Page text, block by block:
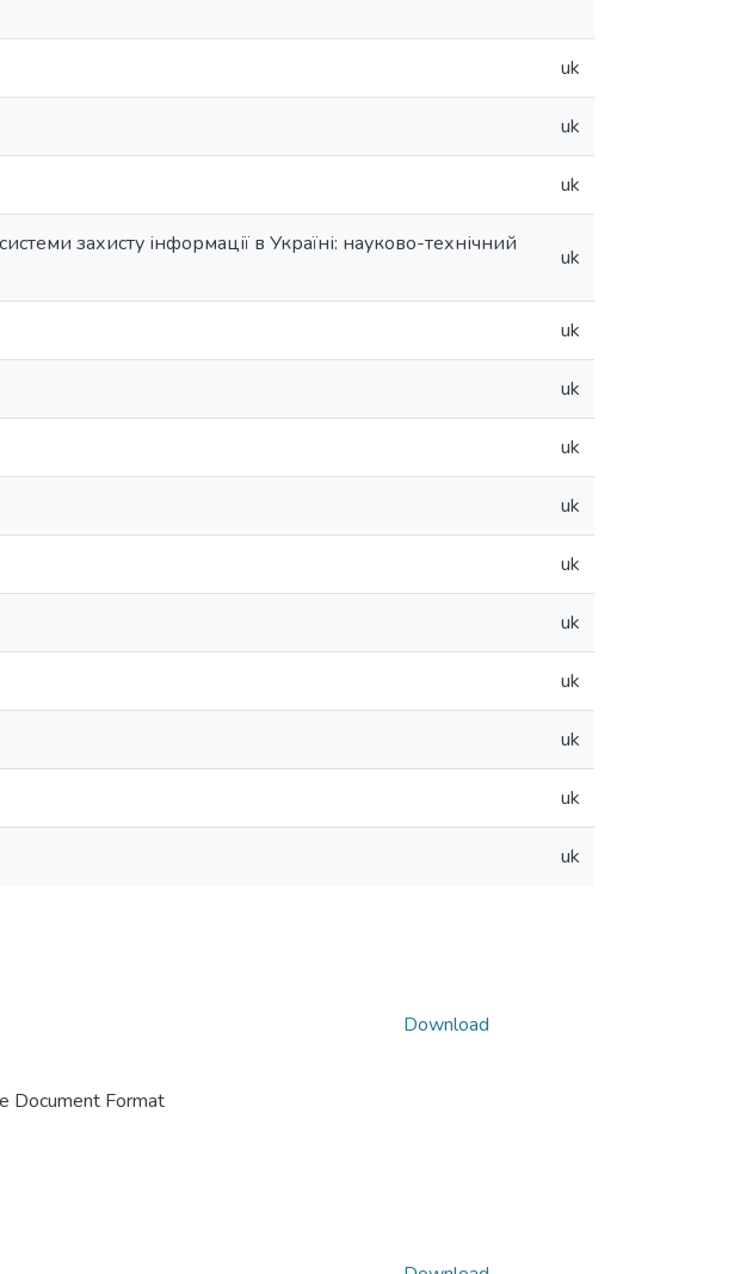
uk
uk
uk
захисту інформації в Україні: науково-технічний
uk
uk
uk
uk
uk
uk
uk
uk
uk
uk
uk
Document Format
Download